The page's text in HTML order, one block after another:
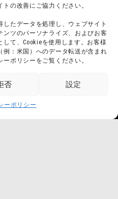
の改善にご協力ください。
たデータを処理し、ウェブサイト
ンツのパーソナライズ、およびお客
て、Cookieを使用します。お客様
例：米国）へのデータ転送が含まれ
ポリシーをご覧ください。
否 設定
ーポリシー
会社概要
スタッフ募集